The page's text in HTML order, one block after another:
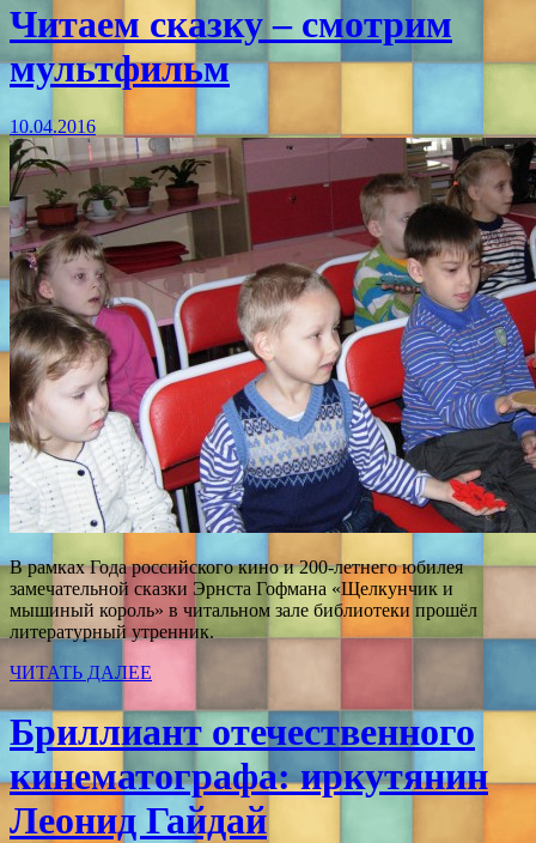
Читаем сказку – смотрим
мультфильм
10.04.2016
В рамках Года российского кино и 200-летнего юбилея
замечательной сказки Эрнста Гофмана «Щелкунчик и
мышиный король» в читальном зале библиотеки прошёл
литературный утренник.
ЧИТАТЬ ДАЛЕЕ
Бриллиант отечественного
кинематографа: иркутянин
Леонид Гайдай